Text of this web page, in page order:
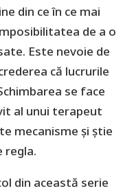
din ce în ce mai
de a o
Este nevoie de
că lucrurile
se face
al unui terapeut
mecanisme și știe
regla.
din această serie